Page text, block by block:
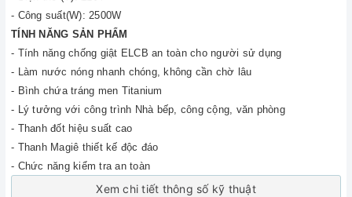
- Công suất(W): 2500W
TÍNH NĂNG SẢN PHẨM
- Tính năng chống giật ELCB an toàn cho người sử dụng
- Làm nước nóng nhanh chóng, không cần chờ lâu
- Bình chứa tráng men Titanium
- Lý tưởng với công trình Nhà bếp, công cộng, văn phòng
- Thanh đốt hiệu suất cao
- Thanh Magiê thiết kế độc đáo
- Chức năng kiểm tra an toàn
Xem chi tiết thông số kỹ thuật